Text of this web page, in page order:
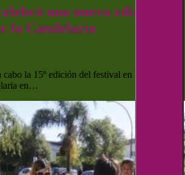
una nueva edición
la Candelaria
la 15º edición del festival en homenaje a
en…